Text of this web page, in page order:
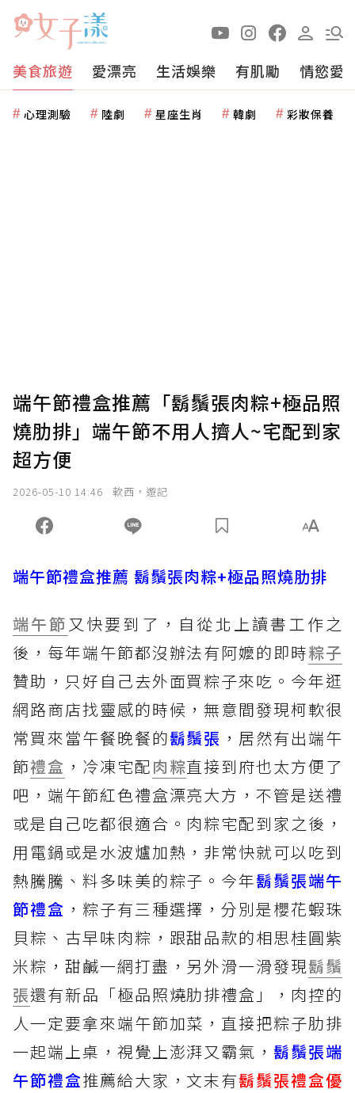
美食旅遊 愛漂亮 生活娛樂 有肌勵 情慾愛
心理測驗 陸劇 星座生肖 韓劇 彩妝保養
端午節禮盒推薦「鬍鬚張肉粽+極品照
燒肋排」端午節不用人擠人~宅配到家
超方便
2026-05-10 14:46 軟西，遊記
端午節禮盒推薦 鬍鬚張肉粽+極品照燒肋排
端午節 又快要到了，自從北上讀書工作之
後，每年端午節都沒辦法有阿嬤的即時粽子
贊助，只好自己去外面買粽子來吃。今年逛
網路商店找靈感的時候，無意間發現柯軟很
常買來當午餐晚餐的鬍鬚張 ，居然有出端午
節禮盒 ，冷凍宅配肉粽直接到府也太方便了
吧，端午節紅色禮盒漂亮大方，不管是送禮
或是自己吃都很適合。肉粽宅配到家之後，
用電鍋或是水波爐加熱，非常快就可以吃到
熱騰騰、料多味美的粽子。今年鬍鬚張端午
節禮盒 ，粽子有三種選擇，分別是櫻花蝦珠
貝粽、古早味肉粽，跟甜品款的相思桂圓紫
米粽，甜鹹一網打盡，另外滑一滑發現鬍鬚
張還有新品「極品照燒肋排禮盒」，肉控的
人一定要拿來端午節加菜，直接把粽子肋排
一起端上桌，視覺上澎湃又霸氣， 鬍鬚張端
午節禮盒推薦給大家，文末有鬍鬚張禮盒優